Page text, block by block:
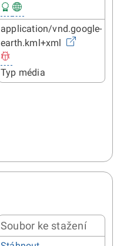
application/vnd.google-
earth.kml+xml
Typ média
Soubor ke stažení